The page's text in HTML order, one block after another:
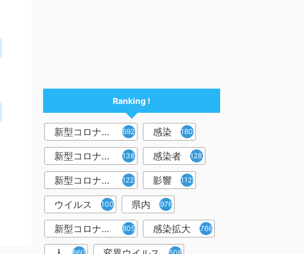
Ranking !
新型コロナウイルス 6921 感染 1809
新型コロナウィルス 1382 感染者 1283
新型コロナウイルス感染症 1226 影響 1129
ウイルス 1001 県内 976
新型コロナウイルス感染 805 感染拡大 766